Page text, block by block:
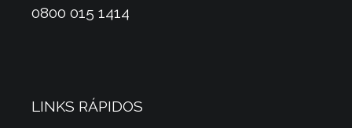
0800 015 1414
LINKS RÁPIDOS